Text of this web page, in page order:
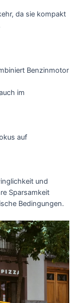
da sie kompakt
Benzinmotor
im
auf
und
Sparsamkeit
Bedingungen.